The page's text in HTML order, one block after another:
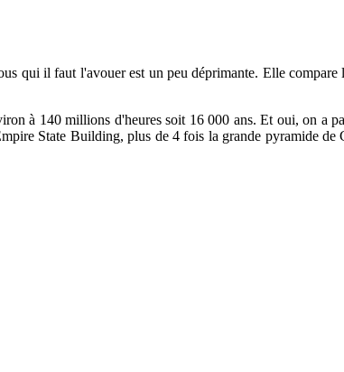
qui il faut l'avouer est un peu déprimante. Elle compare
à 140 millions d'heures soit 16 000 ans. Et oui, on a
State Building, plus de 4 fois la grande pyramide de